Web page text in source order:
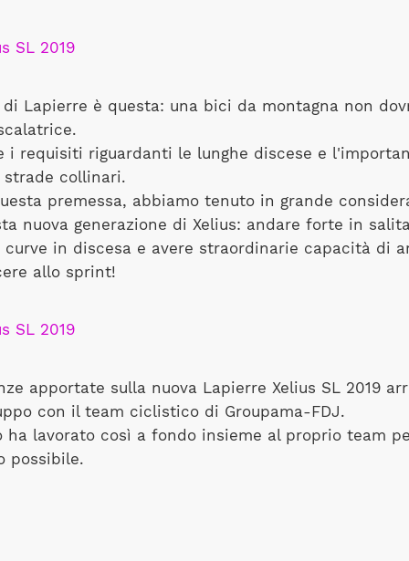
Lapierre è questa: una bici da montagna non
i requisiti riguardanti le lunghe discese e
strade collinari.
premessa, abbiamo tenuto in grande
nuova generazione di Xelius: andare forte in
curve in discesa e avere straordinarie capacità di
allo sprint!
apportate sulla nuova Lapierre Xelius SL 2019
con il team ciclistico di Groupama-FDJ.
ha lavorato così a fondo insieme al proprio team
possibile.